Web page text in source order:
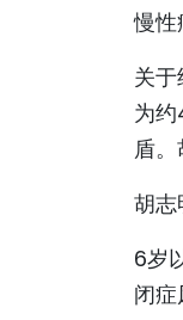
慢性
关
为
盾
胡志
6岁
闭症